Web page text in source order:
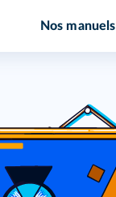
Nos manuels